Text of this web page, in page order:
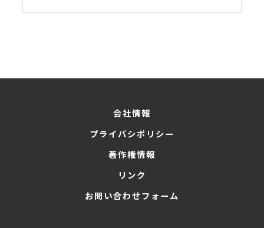
会社情報
プライバシポリシー
著作権情報
リンク
お問い合わせフォーム